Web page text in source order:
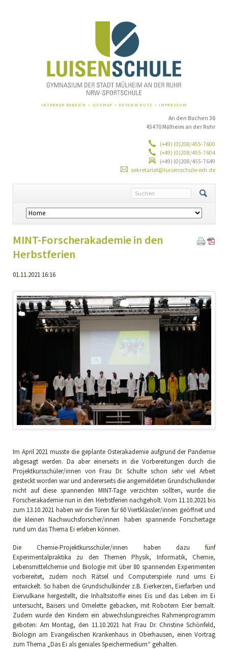
NAVIGATION
INTERNER BEREICH SITEMAP DATENSCHUTZ IMPRESSUM
An den Buchen 36
45470 Mülheim an der Ruhr
(+49) (0)208/455-7600
(+49) (0)208/455-7604
(+49) (0)208/455-7649
sekretariat@luisenschule-mh.de
Navigation
überspringen
MINT-Forscherakademie in den
Herbstferien
01.11.2021 16:16
Im April 2021 musste die geplante Osterakademie aufgrund der Pandemie
abgesagt werden. Da aber einerseits in die Vorbereitungen durch die
Projektkursschüler/innen von Frau Dr. Schulte schon sehr viel Arbeit
gesteckt worden war und andererseits die angemeldeten Grundschulkinder
nicht auf diese spannenden MINT-Tage verzichten sollten, wurde die
Forscherakademie nun in den Herbstferien nachgeholt. Vom 11.10.2021 bis
zum 13.10.2021 haben wir die Türen für 60 Viertklässler/innen geöffnet und
die kleinen Nachwuchsforscher/innen haben spannende Forschertage
rund um das Thema Ei erleben können.
Die Chemie-Projektkursschüler/innen haben dazu fünf
Experimentalpraktika zu den Themen Physik, Informatik, Chemie,
Lebensmittelchemie und Biologie mit über 80 spannenden Experimenten
vorbereitet, zudem noch Rätsel und Computerspiele rund ums Ei
entwickelt. So haben die Grundschulkinder z.B. Eierkerzen, Eierfarben und
Eiervulkane hergestellt, die Inhaltsstoffe eines Eis und das Leben im Ei
untersucht, Baisers und Omelette gebacken, mit Robotern Eier bemalt.
Zudem wurde den Kindern ein abwechslungsreiches Rahmenprogramm
geboten: Am Montag, den 11.10.2021 hat Frau Dr. Christine Schönfeld,
Biologin am Evangelischen Krankenhaus in Oberhausen, einen Vortrag
zum Thema „Das Ei als geniales Speichermedium“ gehalten.